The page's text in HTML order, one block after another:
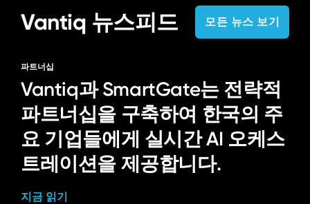
Vantiq 뉴스피드 모든 뉴스 보기
파트너십
Vantiq과 SmartGate는 전략적
파트너십을 구축하여 한국의 주
요 기업들에게 실시간 AI 오케스
트레이션을 제공합니다.
지금 읽기